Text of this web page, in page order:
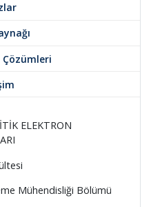
Çözümleri
ELEKTRON
Mühendisliği Bölümü